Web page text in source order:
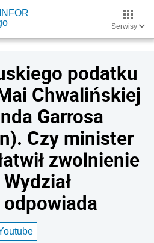
Serwisy
podatku
Chwalińskiej
Garrosa
Czy minister
zwolnienie